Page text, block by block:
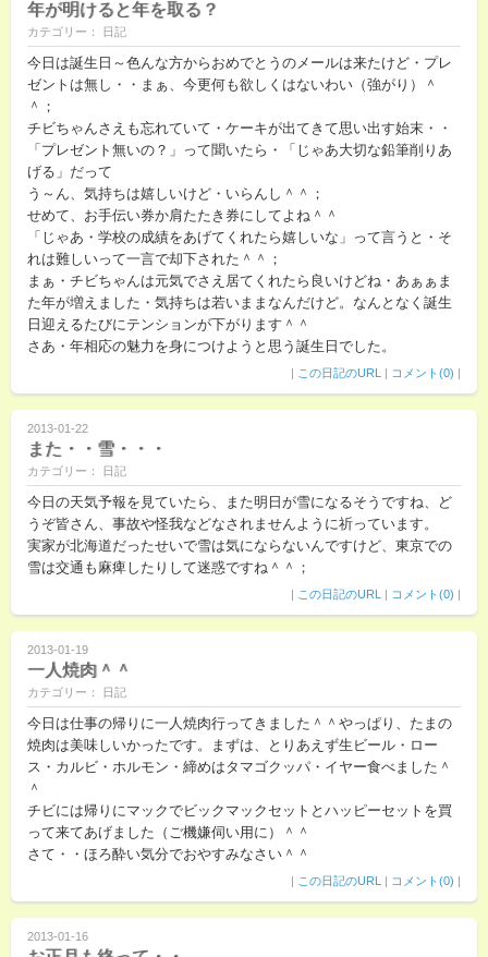
年が明けると年を取る？
カテゴリー： 日記
今日は誕生日～色んな方からおめでとうのメールは来たけど・プレ
ゼントは無し・・まぁ、今更何も欲しくはないわい（強がり）＾
＾；
チビちゃんさえも忘れていて・ケーキが出てきて思い出す始末・・
「プレゼント無いの？」って聞いたら・「じゃあ大切な鉛筆削りあ
げる」だって
う～ん、気持ちは嬉しいけど・いらんし＾＾；
せめて、お手伝い券か肩たたき券にしてよね＾＾
「じゃあ・学校の成績をあげてくれたら嬉しいな」って言うと・そ
れは難しいって一言で却下された＾＾；
まぁ・チビちゃんは元気でさえ居てくれたら良いけどね・あぁぁま
た年が増えました・気持ちは若いままなんだけど。なんとなく誕生
日迎えるたびにテンションが下がります＾＾
さあ・年相応の魅力を身につけようと思う誕生日でした。
| この日記のURL | コメント(0) |
2013-01-22
また・・雪・・・
カテゴリー： 日記
今日の天気予報を見ていたら、また明日が雪になるそうですね、ど
うぞ皆さん、事故や怪我などなされませんように祈っています。
実家が北海道だったせいで雪は気にならないんですけど、東京での
雪は交通も麻痺したりして迷惑ですね＾＾；
| この日記のURL | コメント(0) |
2013-01-19
一人焼肉＾＾
カテゴリー： 日記
今日は仕事の帰りに一人焼肉行ってきました＾＾やっぱり、たまの
焼肉は美味しいかったです。まずは、とりあえず生ビール・ロー
ス・カルビ・ホルモン・締めはタマゴクッパ・イヤー食べました＾
＾
チビには帰りにマックでビックマックセットとハッピーセットを買
って来てあげました（ご機嫌伺い用に）＾＾
さて・・ほろ酔い気分でおやすみなさい＾＾
| この日記のURL | コメント(0) |
2013-01-16